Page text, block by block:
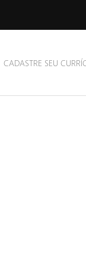
CADASTRE SEU